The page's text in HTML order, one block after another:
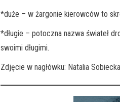
*duże – w żargonie kierowców to
*długie – potoczna nazwa świateł
swoimi długimi.
Zdjęcie w nagłówku: Natalia